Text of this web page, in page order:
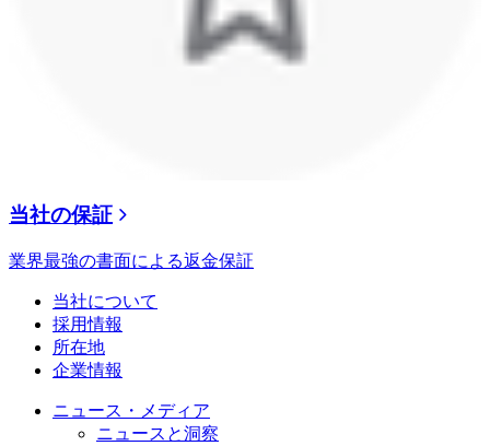
当社の保証
業界最強の書面による返金保証
当社について
採用情報
所在地
企業情報
ニュース・メディア
ニュースと洞察